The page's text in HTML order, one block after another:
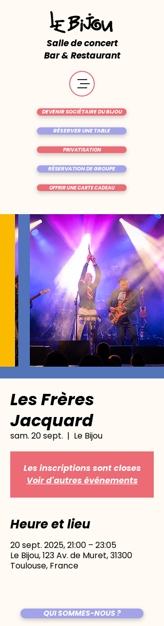
Salle de concert
Bar & Restaurant
RÉSERVER UNE TABLE
OFFRIR UNE CARTE CADEAU
DEVENIR SOCIÉTAIRE DU BIJOU
RÉSERVATION DE GROUPE
PRIVATISATION
Les Frères
Jacquard
sam. 20 sept.
  |
Le Bijou
Les inscriptions sont closes
Voir d'autres événements
Heure et lieu
20 sept. 2025, 21:00 – 23:05
Le Bijou, 123 Av. de Muret, 31300
Toulouse, France
QUI SOMMES-NOUS ?